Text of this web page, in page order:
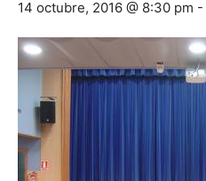
14 octubre, 2016 @ 8:30 pm -